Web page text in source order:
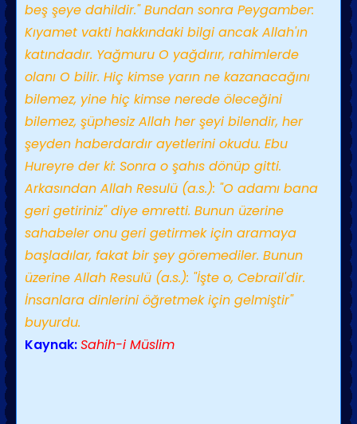
beş şeye dahildir." Bundan sonra Peygamber:
Kıyamet vakti hakkındaki bilgi ancak Allah'ın
katındadır. Yağmuru O yağdırır, rahimlerde
olanı O bilir. Hiç kimse yarın ne kazanacağını
bilemez, yine hiç kimse nerede öleceğini
bilemez, şüphesiz Allah her şeyi bilendir, her
şeyden haberdardır ayetlerini okudu. Ebu
Hureyre der ki: Sonra o şahıs dönüp gitti.
Arkasından Allah Resulü (a.s.): "O adamı bana
geri getiriniz" diye emretti. Bunun üzerine
sahabeler onu geri getirmek için aramaya
başladılar, fakat bir şey göremediler. Bunun
üzerine Allah Resulü (a.s.): "İşte o, Cebrail'dir.
İnsanlara dinlerini öğretmek için gelmiştir"
buyurdu.
Kaynak:Sahih-i Müslim